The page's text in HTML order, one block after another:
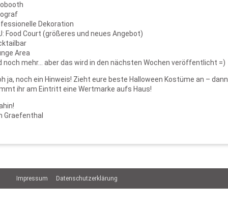
Dekoration
Food Court (größeres und neues Angebot)
Area
noch mehr… aber das wird in den nächsten Wochen veröffentlicht =)
ja, noch ein Hinweis! Zieht eure beste Halloween Kostüme an – dann
ihr am Eintritt eine Wertmarke aufs Haus!
Graefenthal
Impressum Datenschutzerklärung